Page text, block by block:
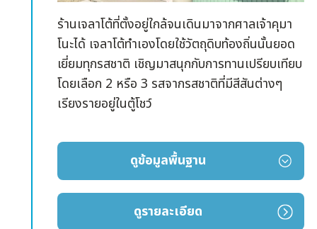
ร้านเจลาโต้ที่ตั้งอยู่ใกล้จนเดินมาจากศาลเจ้าคุมา
โนะได้ เจลาโต้ทำเองโดยใช้วัตถุดิบท้องถิ่นนั้นยอด
เยี่ยมทุกรสชาติ เชิญมาสนุกกับการทานเปรียบเทียบ
โดยเลือก 2 หรือ 3 รสจากรสชาติที่มีสีสันต่างๆ
เรียงรายอยู่ในตู้โชว์
ดูข้อมูลพื้นฐาน
ดูรายละเอียด